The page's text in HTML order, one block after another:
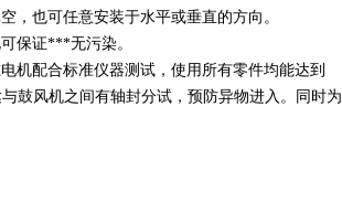
，也可任意安装于水平或垂直的方向。
保证***无污染。
机配合标准仪器测试，使用所有零件均能达到
鼓风机之间有轴封分试，预防异物进入。同时为